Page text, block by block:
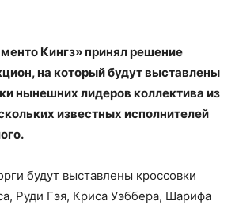
Кингз» принял решение
на который будут выставлены
нынешних лидеров коллектива из
известных исполнителей
будут выставлены кроссовки
Руди Гэя, Криса Уэббера, Шарифа